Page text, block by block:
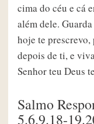
cima do céu e cá
além dele.
hoje te
depois de ti, e
Senhor teu Deus
Salmo
5.6.9.18-